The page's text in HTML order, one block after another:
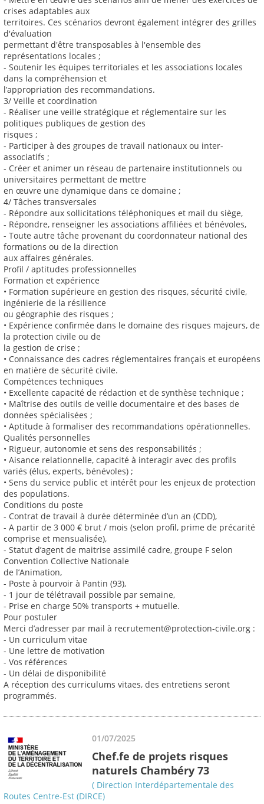
crises adaptables aux
territoires. Ces scénarios devront également intégrer des grilles
d'évaluation
permettant d'être transposables à l'ensemble des
représentations locales ;
- Soutenir les équipes territoriales et les associations locales
dans la compréhension et
l’appropriation des recommandations.
3/ Veille et coordination
- Réaliser une veille stratégique et réglementaire sur les
politiques publiques de gestion des
risques ;
- Participer à des groupes de travail nationaux ou inter-
associatifs ;
- Créer et animer un réseau de partenaire institutionnels ou
universitaires permettant de mettre
en œuvre une dynamique dans ce domaine ;
4/ Tâches transversales
- Répondre aux sollicitations téléphoniques et mail du siège,
- Répondre, renseigner les associations affiliées et bénévoles,
- Toute autre tâche provenant du coordonnateur national des
formations ou de la direction
aux affaires générales.
Profil / aptitudes professionnelles
Formation et expérience
• Formation supérieure en gestion des risques, sécurité civile,
ingénierie de la résilience
ou géographie des risques ;
• Expérience confirmée dans le domaine des risques majeurs, de
la protection civile ou de
la gestion de crise ;
• Connaissance des cadres réglementaires français et européens
en matière de sécurité civile.
Compétences techniques
• Excellente capacité de rédaction et de synthèse technique ;
• Maîtrise des outils de veille documentaire et des bases de
données spécialisées ;
• Aptitude à formaliser des recommandations opérationnelles.
Qualités personnelles
• Rigueur, autonomie et sens des responsabilités ;
• Aisance relationnelle, capacité à interagir avec des profils
variés (élus, experts, bénévoles) ;
• Sens du service public et intérêt pour les enjeux de protection
des populations.
Conditions du poste
- Contrat de travail à durée déterminée d’un an (CDD),
- A partir de 3 000 € brut / mois (selon profil, prime de précarité
comprise et mensualisée),
- Statut d’agent de maitrise assimilé cadre, groupe F selon
Convention Collective Nationale
de l’Animation,
- Poste à pourvoir à Pantin (93),
- 1 jour de télétravail possible par semaine,
- Prise en charge 50% transports + mutuelle.
Pour postuler
Merci d’adresser par mail à recrutement@protection-civile.org :
- Un curriculum vitae
- Une lettre de motivation
- Vos références
- Un délai de disponibilité
A réception des curriculums vitaes, des entretiens seront
programmés.
01/07/2025
Chef.fe de projets risques
naturels Chambéry 73
( Direction Interdépartementale des
Routes Centre-Est (DIRCE)